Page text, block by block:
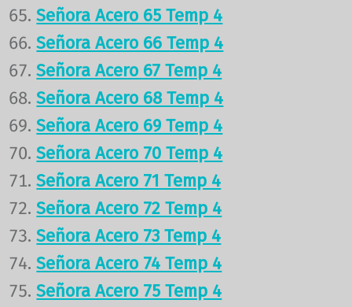
Señora Acero 65 Temp 4
Señora Acero 66 Temp 4
Señora Acero 67 Temp 4
Señora Acero 68 Temp 4
Señora Acero 69 Temp 4
Señora Acero 70 Temp 4
Señora Acero 71 Temp 4
Señora Acero 72 Temp 4
Señora Acero 73 Temp 4
Señora Acero 74 Temp 4
Señora Acero 75 Temp 4